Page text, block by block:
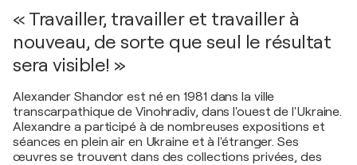
« Travailler, travailler et travailler à
nouveau, de sorte que seul le résultat
sera visible! »
Alexander Shandor est né en 1981 dans la ville
transcarpathique de Vinohradiv, dans l'ouest de l'Ukraine.
Alexandre a participé à de nombreuses expositions et
séances en plein air en Ukraine et à l'étranger. Ses
œuvres se trouvent dans des collections privées, des